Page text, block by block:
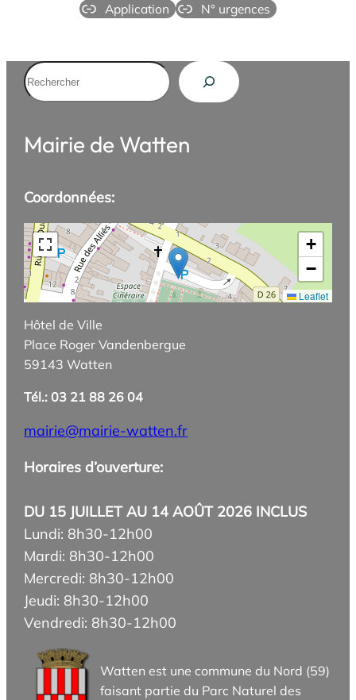
Application
N° urgences
Rechercher
Mairie de Watten
Coordonnées:
+
−
Leaflet
Hôtel de Ville
Place Roger Vandenbergue
59143 Watten
Tél.: 03 21 88 26 04
mairie@mairie-watten.fr
Horaires d’ouverture:
DU 15 JUILLET AU 14 AOÛT 2026 INCLUS
Lundi: 8h30-12h00
Mardi: 8h30-12h00
Mercredi: 8h30-12h00
Jeudi: 8h30-12h00
Vendredi: 8h30-12h00
Watten est une commune du Nord (59)
faisant partie du Parc Naturel des